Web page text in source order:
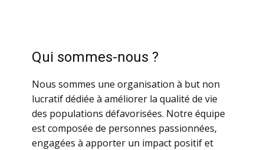
Qui sommes-nous ?
Nous sommes une organisation à but non
lucratif dédiée à améliorer la qualité de vie
des populations défavorisées. Notre équipe
est composée de personnes passionnées,
engagées à apporter un impact positif et